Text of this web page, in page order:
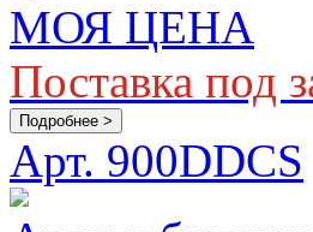
МОЯ ЦЕНА
Поставка под
Подробнее >
Арт. 900DDCS